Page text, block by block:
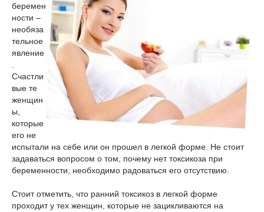
беремен
ности –
необяза
тельное
явление
Счастли
вые те
женщин
ы,
которые
его не
испытали на себе или он прошел в легкой форме. Не стоит
задаваться вопросом о том, почему нет токсикоза при
беременности, необходимо радоваться его отсутствию.
Стоит отметить, что ранний токсикоз в легкой форме
проходит у тех женщин, которые не зацикливаются на